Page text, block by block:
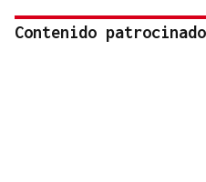
Contenido patrocinado